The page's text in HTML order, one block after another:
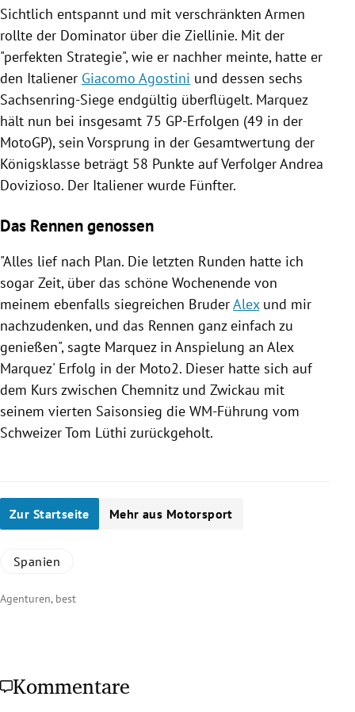
Sichtlich entspannt und mit verschränkten Armen
rollte der Dominator über die Ziellinie. Mit der
"perfekten Strategie", wie er nachher meinte, hatte er
den Italiener Giacomo Agostini und dessen sechs
Sachsenring-Siege endgültig überflügelt. Marquez
hält nun bei insgesamt 75 GP-Erfolgen (49 in der
MotoGP), sein Vorsprung in der Gesamtwertung der
Königsklasse beträgt 58 Punkte auf VerfolgerAndrea
Dovizioso. Der Italiener wurde Fünfter.
Das Rennen genossen
"Alles lief nach Plan. Die letzten Runden hatte ich
sogar Zeit, über das schöne Wochenende von
meinem ebenfalls siegreichen BruderAlexund mir
nachzudenken, und das Rennen ganz einfach zu
genießen", sagte Marquez in Anspielung an Alex
Marquez' Erfolg in der Moto2. Dieser hatte sich auf
dem Kurs zwischen Chemnitzund Zwickau mit
seinem vierten Saisonsieg die WM-Führung vom
SchweizerTom Lüthi zurückgeholt.
Zur Startseite Mehr aus Motorsport
Spanien
Agenturen, best
Kommentare